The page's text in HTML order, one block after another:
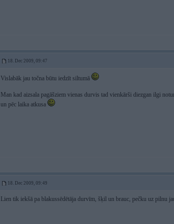
18. Dec 2009, 09:47
Vislabāk jau točna būtu iedzīt siltumā
Man kad aizsala pagāšziem vienas durvis tad vienkārši diezgan ilgi
un pēc laika atkusa
18. Dec 2009, 09:49
Lien tik iekšā pa blakussēdētāja durvīm, šķil un brauc, pečku uz pilnu